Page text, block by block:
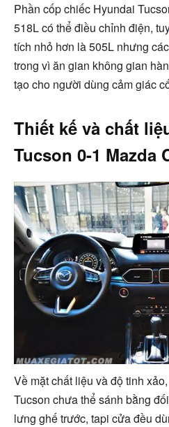
Phần cốp chiếc Hyundai
518L có thể điều chỉnh điện,
tích nhỏ hơn là 505L nhưng
trong vì ăn gian không gian
tạo cho người dùng cảm giác
Thiết kế và chất
Tucson 0-1 Mazda
Về mặt chất liệu và độ tinh
Tucson chưa thể sánh bằng
lưng ghế trước, tapi cửa đều